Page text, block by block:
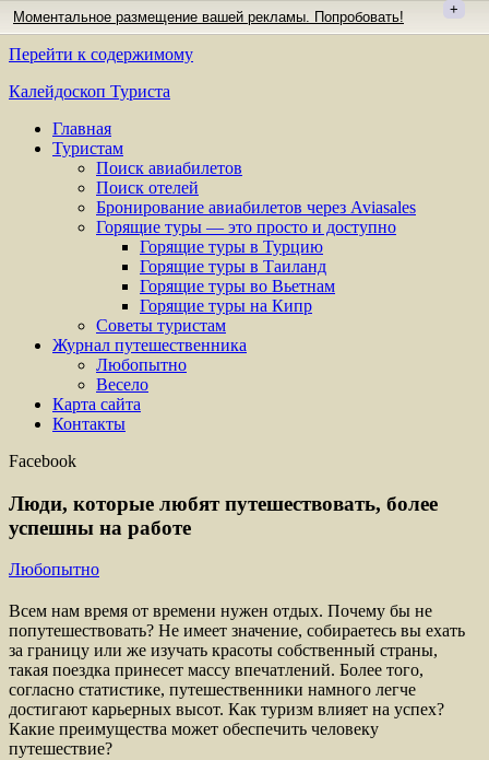
Моментальное размещение вашей рекламы. Попробовать! +
Перейти к содержимому
Калейдоскоп Туриста
Главная
Туристам
Поиск авиабилетов
Поиск отелей
Бронирование авиабилетов через Aviasales
Горящие туры — это просто и доступно
Горящие туры в Турцию
Горящие туры в Таиланд
Горящие туры во Вьетнам
Горящие туры на Кипр
Советы туристам
Журнал путешественника
Любопытно
Весело
Карта сайта
Контакты
Facebook
Люди, которые любят путешествовать, более
успешны на работе
Любопытно
Всем нам время от времени нужен отдых. Почему бы не
попутешествовать? Не имеет значение, собираетесь вы ехать
за границу или же изучать красоты собственный страны,
такая поездка принесет массу впечатлений. Более того,
согласно статистике, путешественники намного легче
достигают карьерных высот. Как туризм влияет на успех?
Какие преимущества может обеспечить человеку
путешествие?